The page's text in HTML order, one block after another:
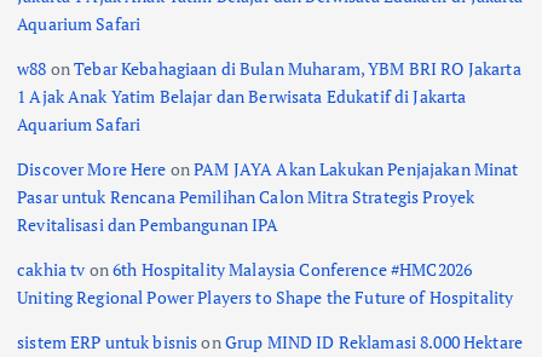
Aquarium Safari
w88 onTebar Kebahagiaan di Bulan Muharam, YBM BRI RO Jakarta
1 Ajak Anak Yatim Belajar dan Berwisata Edukatif di Jakarta
Aquarium Safari
Discover More Here onPAM JAYA Akan Lakukan Penjajakan Minat
Pasar untuk Rencana Pemilihan Calon Mitra Strategis Proyek
Revitalisasi dan Pembangunan IPA
cakhia tv on6th Hospitality Malaysia Conference #HMC2026
Uniting Regional Power Players to Shape the Future of Hospitality
sistem ERP untuk bisnisonGrup MIND ID Reklamasi 8.000 Hektare